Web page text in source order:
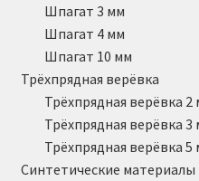
Шпагат 3 мм
Шпагат 4 мм
Шпагат 10 мм
Трёхпрядная верёвка
Трёхпрядная верёвка 2
Трёхпрядная верёвка 3
Трёхпрядная верёвка 5
Синтетические материалы